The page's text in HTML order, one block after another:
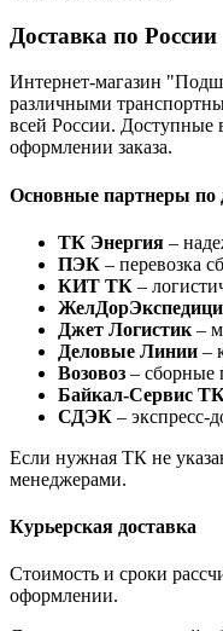
Доставка по России
Интернет-магазин
различными
всей России. Доступные
оформлении заказа.
Основные партнеры по
ТК Энергия –
ПЭК – перевозка
КИТ ТК –
Джет Логистик –
Деловые Линии –
Возовоз – сборные
Байкал-Сервис
СДЭК – экспресс-
Если нужная ТК не
менеджерами.
Курьерская доставка
Стоимость и сроки
оформлении.